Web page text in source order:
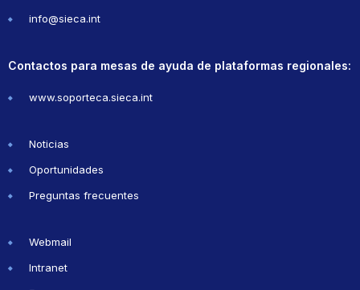
info@sieca.int
Contactos para mesas de ayuda de plataformas regionales:
www.soporteca.sieca.int
Noticias
Oportunidades
Preguntas frecuentes
Webmail
Intranet